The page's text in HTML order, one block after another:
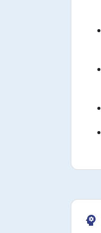
psychology